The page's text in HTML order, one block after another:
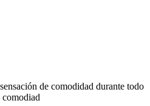
de comodidad durante todo
comodiad